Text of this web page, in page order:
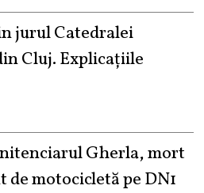
jurul Catedralei
Cluj. Explicațiile
Gherla, mort
motocicletă pe DN1